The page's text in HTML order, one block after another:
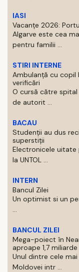
IASI
Vacanțe 2026:
Algarve este cea
pentru familii ...
STIRI INTERNE
Ambulanță cu copil
verificări
O cursă către
de autorit ...
BACAU
Studenții au dus
superstiții
Electronicele
la UNTOL ...
INTERN
Bancul Zilei
Un optimist si un
...
BANCUL ZILEI
Mega-poiect în
aproape 1,7
Unul dintre cele
Moldovei intr ...